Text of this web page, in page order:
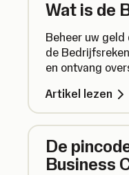
Wat is de
Beheer uw geld
de
en ontvang
de volgende dag
Artikel lezen
De
Business